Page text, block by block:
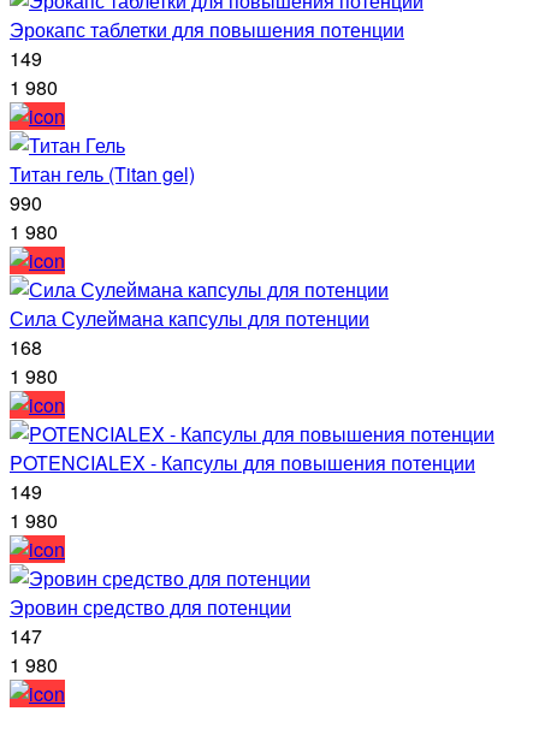
Эрокапс таблетки для повышения потенции
149
1 980
Титан гель (Titan gel)
990
1 980
Сила Сулеймана капсулы для потенции
168
1 980
POTENCIALEX - Капсулы для повышения потенции
149
1 980
Эровин средство для потенции
147
1 980